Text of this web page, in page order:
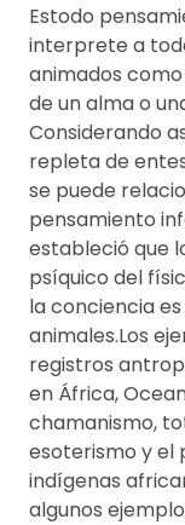
Estodo
interprete a
animados
de un alma o
Considerando
repleta de
se puede
pensamiento
estableció que
psíquico del
la conciencia
animales.Los
registros
en África,
chamanismo,
esoterismo y el
indígenas
algunos